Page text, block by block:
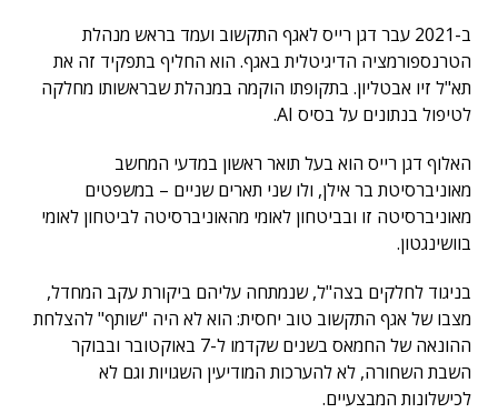
ב-2021 עבר דגן רייס לאגף התקשוב ועמד בראש מנהלת
הטרנספורמציה הדיגיטלית באגף. הוא החליף בתפקיד זה את
תא"ל זיו אבטליון. בתקופתו הוקמה במנהלת שבראשותו מחלקה
לטיפול בנתונים על בסיס AI.
האלוף דגן רייס הוא בעל תואר ראשון במדעי המחשב
מאוניברסיטת בר אילן, ולו שני תארים שניים – במשפטים
מאוניברסיטה זו ובביטחון לאומי מהאוניברסיטה לביטחון לאומי
בוושינגטון.
בניגוד לחלקים בצה"ל, שנמתחה עליהם ביקורת עקב המחדל,
מצבו של אגף התקשוב טוב יחסית: הוא לא היה "שותף" להצלחת
ההונאה של החמאס בשנים שקדמו ל-7 באוקטובר ובבוקר
השבת השחורה, לא להערכות המודיעין השגויות וגם לא
לכישלונות המבצעיים.